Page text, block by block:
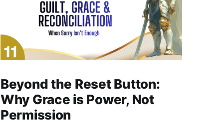
Beyond the Reset Button:
Why Grace is Power, Not
Permission